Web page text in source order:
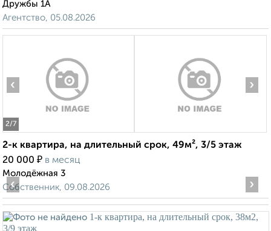
Дружбы 1А
Агентство, 05.08.2026
2/7
‹ ›
2-к квартира, на длительный срок, 49м², 3/5 этаж
20 000 ₽ в месяц
Молодёжная 3
Собственник, 09.08.2026
‹ ›